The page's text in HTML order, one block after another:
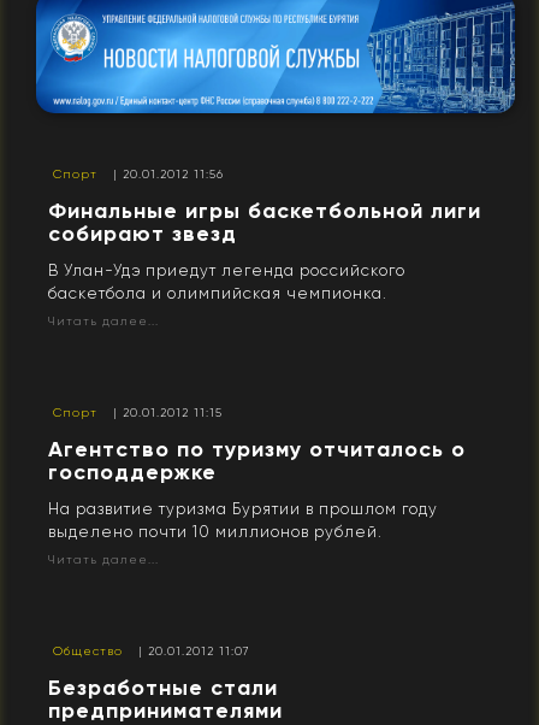
Спорт | 20.01.2012 11:56
Финальные игры баскетбольной лиги
собирают звезд
В Улан-Удэ приедут легенда российского
баскетбола и олимпийская чемпионка.
Читать далее...
Спорт | 20.01.2012 11:15
Агентство по туризму отчиталось о
господдержке
На развитие туризма Бурятии в прошлом году
выделено почти 10 миллионов рублей.
Читать далее...
Общество | 20.01.2012 11:07
Безработные стали
предпринимателями